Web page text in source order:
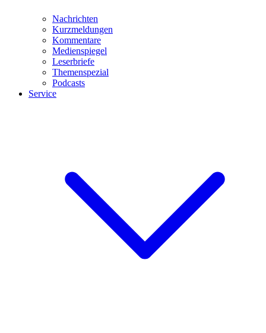
Nachrichten
Kurzmeldungen
Kommentare
Medienspiegel
Leserbriefe
Themenspezial
Podcasts
Service